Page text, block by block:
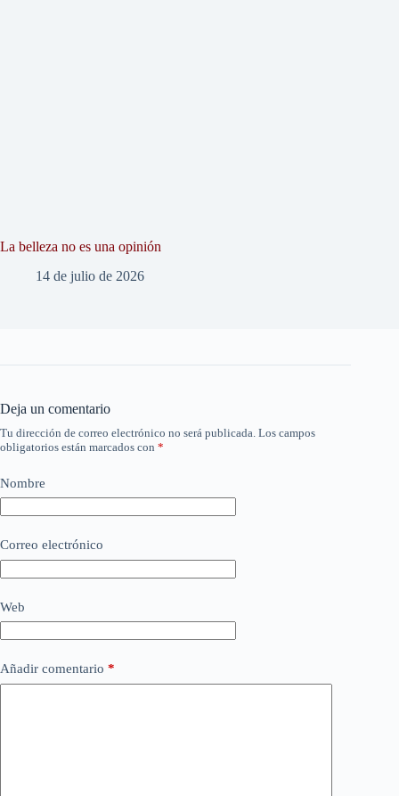
La belleza no es una opinión
14 de julio de 2026
Deja un comentario
Tu dirección de correo electrónico no será publicada. Los campos
obligatorios están marcados con *
Nombre
Correo electrónico
Web
Añadir comentario *